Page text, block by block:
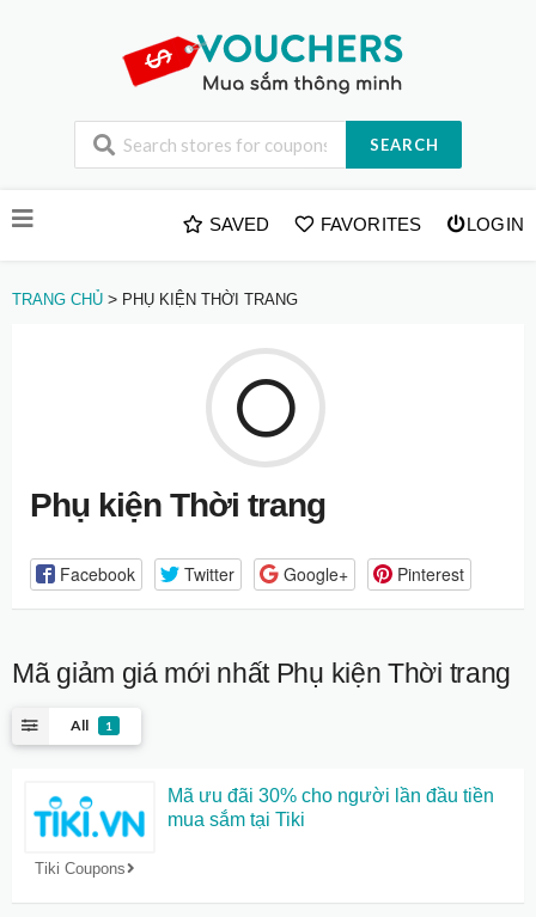
SEARCH
to
SAVED FAVORITES LOGIN
TRANG CHỦ > PHỤ KIỆN THỜI TRANG
Phụ kiện Thời trang
Facebook Twitter Google+ Pinterest
Mã giảm giá mới nhất Phụ kiện Thời trang
All 1
Tiki Coupons
Mã ưu đãi 30% cho người lần đầu tiền
mua sắm tại Tiki